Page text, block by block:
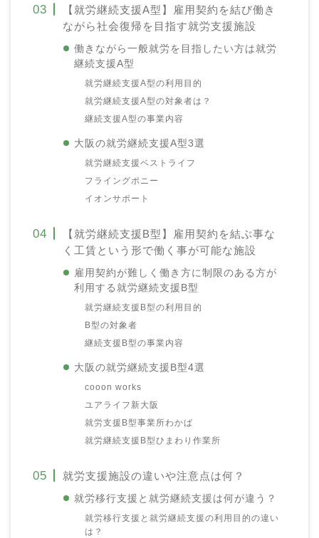
【就労継続支援A型】雇用契約を結び働き
ながら社会復帰を目指す就労支援施設
働きながら一般就労を目指したい方は就労
継続支援A型
就労継続支援A型の利用目的
就労継続支援A型の対象者は？
継続支援A型の事業内容
大阪の就労継続支援A型3選
就労継続支援ベストライフ
フライングポニー
イオンサポート
【就労継続支援B型】雇用契約を結ぶ事な
く工賃という形で働く事が可能な施設
雇用契約が難しく働き方に制限のある方が
利用する就労継続支援B型
就労継続支援B型の利用目的
B型の対象者
継続支援B型の事業内容
大阪の就労継続支援B型4選
cooon works
ユアライフ新大阪
就労支援B型事業所わかば
就労継続支援B型ひまわり作業所
就労支援施設の違いや注意点は何？
就労移行支援と就労継続支援は何が違う？
就労移行支援と就労継続支援の利用目的の違い
は？